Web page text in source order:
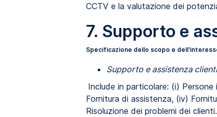
CCTV e la valutazione dei
7. Supporto e
Specificazione dello scopo e
Supporto e assistenza
Include in particolare: (i)
Fornitura di assistenza, (iv)
Risoluzione dei problemi dei clienti.